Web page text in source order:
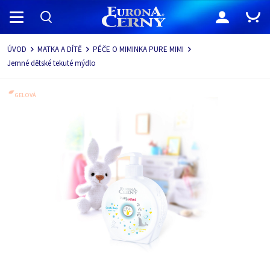
Navigace
ÚVOD MATKA A DÍTĚ
PÉČE O MIMINKA PURE MIMI
Jemné dětské tekuté mýdlo
GELOVÁ